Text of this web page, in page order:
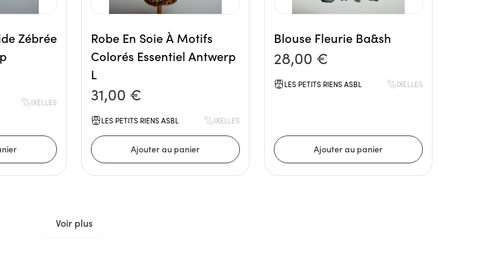
Zébrée
IXELLES
Robe En Soie À Motifs
Colorés Essentiel Antwerp
L
31,00 €
LES PETITS RIENS ASBL IXELLES
Blouse Fleurie Ba&sh
28,00 €
LES PETITS RIENS ASBL IXELLES
Voir plus